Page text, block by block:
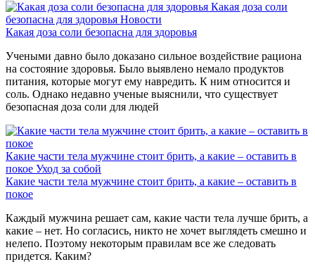
Какая доза соли
безопасна для здоровья Новости
Какая доза соли безопасна для здоровья
Учеными давно было доказано сильное воздействие рациона
на состояние здоровья. Было выявлено немало продуктов
питания, которые могут ему навредить. К ним относится и
соль. Однако недавно ученые выяснили, что существует
безопасная доза соли для людей
Какие части тела мужчине стоит брить, а какие – оставить в
покое Уход за собой
Какие части тела мужчине стоит брить, а какие – оставить в
покое
Каждый мужчина решает сам, какие части тела лучше брить, а
какие – нет. Но согласись, никто не хочет выглядеть смешно и
нелепо. Поэтому некоторым правилам все же следовать
придется. Каким?